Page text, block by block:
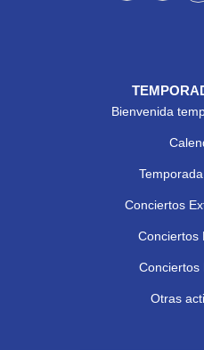
Bienvenida
Conciertos
Conciertos
Conciertos
Otras